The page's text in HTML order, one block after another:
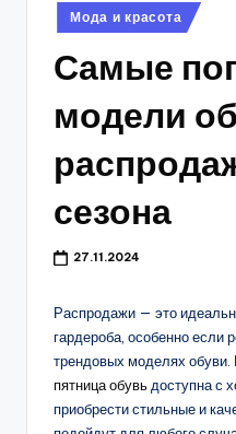
Опубликовано
в
Мода и красота
Самые
модели
сезона
27.11.2024
Распродажи — это
гардероба, особенно если
трендовых моделях
пятница обувьдоступна с
приобрести стильные и